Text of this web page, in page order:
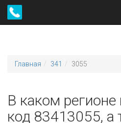
Главная 341 3055
В каком регионе
код 83413055, а